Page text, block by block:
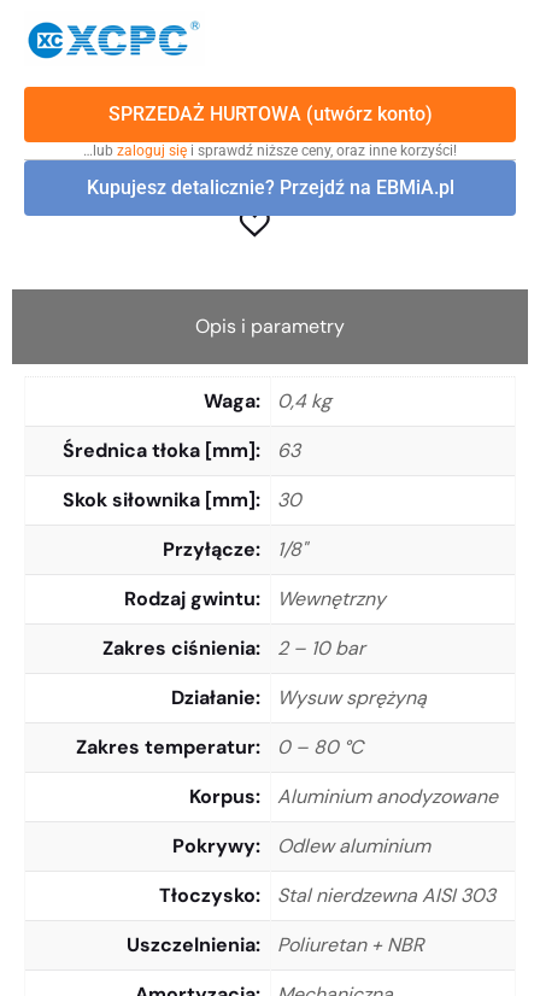
SPRZEDAŻ HURTOWA (utwórz konto)
…lub zaloguj się i sprawdź niższe ceny, oraz inne korzyści!
Kupujesz detalicznie? Przejdź na EBMiA.pl
Opis i parametry
Waga
0,4 kg
Średnica tłoka [mm]
63
Skok siłownika [mm]
30
Przyłącze
1/8"
Rodzaj gwintu
Wewnętrzny
Zakres ciśnienia
2 – 10 bar
Działanie
Wysuw sprężyną
Zakres temperatur
0 – 80 °C
Korpus
Aluminium anodyzowane
Pokrywy
Odlew aluminium
Tłoczysko
Stal nierdzewna AISI 303
Uszczelnienia
Poliuretan + NBR